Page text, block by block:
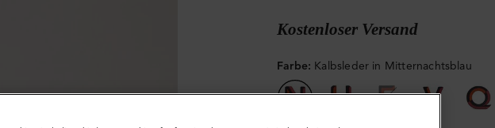
Kostenloser Versand
Farbe: Kalbsleder in Mitternachtsblau